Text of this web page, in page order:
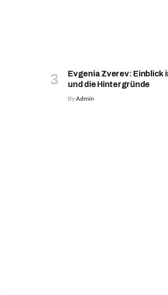
Evgenia Zverev: Einblick
und die Hintergründe
ByAdmin